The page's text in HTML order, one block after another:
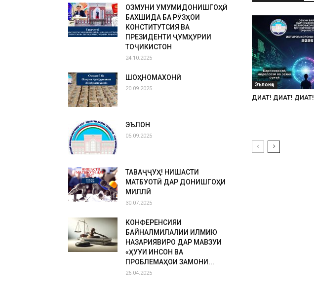
Эълонҳо
ДИҚҚАТ! ДИҚҚАТ! ДИҚҚАТ!
ОЗМУНИ УМУМИДОНИШГОҲӢ
БАХШИДА БА РӮЗҲОИ
КОНСТИТУТСИЯ ВА
ПРЕЗИДЕНТИ ҶУМҲУРИИ
ТОҶИКИСТОН
24.10.2025
ШОҲНОМАХОНӢ
20.09.2025
ЭЪЛОН
05.09.2025
ТАВАҶҶУҲ! НИШАСТИ
МАТБУОТӢ ДАР ДОНИШГОҲИ
МИЛЛӢ
30.07.2025
КОНФЕРЕНСИЯИ
БАЙНАЛМИЛАЛИИ ИЛМИЮ
НАЗАРИЯВИРО ДАР МАВЗУИ
«ҲУҚУҚИ ИНСОН ВА
ПРОБЛЕМАҲОИ ЗАМОНИ...
26.04.2025